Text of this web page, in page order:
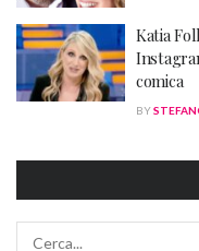
Katia
comica
BY